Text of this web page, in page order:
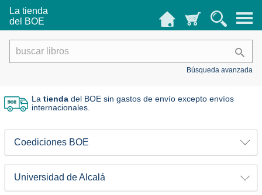
La tienda
del BOE
Búsqueda avanzada
Latienda del BOE sin gastos de envío excepto envíos
internacionales.
Coediciones BOE
Universidad de Alcalá